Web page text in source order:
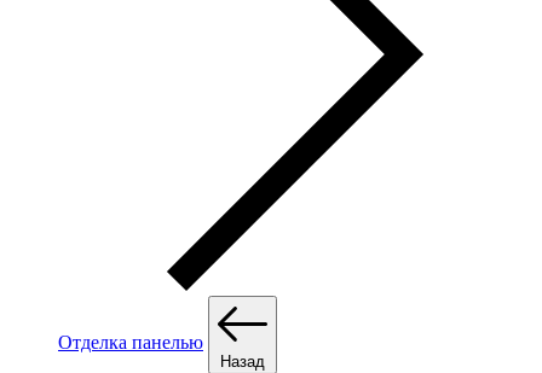
Отделка панелью
Назад